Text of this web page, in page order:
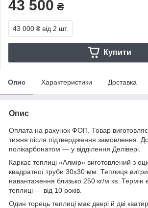
43 500 ₴
43 000 ₴ від 2 шт.
Купити
Опис Характеристики Доставка
Опис
Оплата на рахунок ФОП. Товар
тижня після підтвердження замовлення.
полікарбонатом — у відділення Делівері.
Каркас теплиці «Алмір» виготовлений з
квадратної труби 30х30 мм. Теплиця
навантаження близько 250 кг/м кв. Термін
теплиці — від 10 років.
Один торець теплиці має двері й дві